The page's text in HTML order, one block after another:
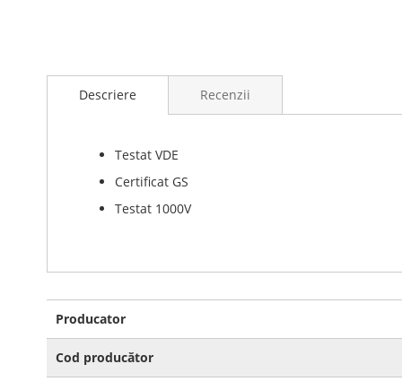
to
Descriere
Testat VDE
Certificat GS
Testat 1000V
Recenzii
multe
informatii
Producator
Cod producător